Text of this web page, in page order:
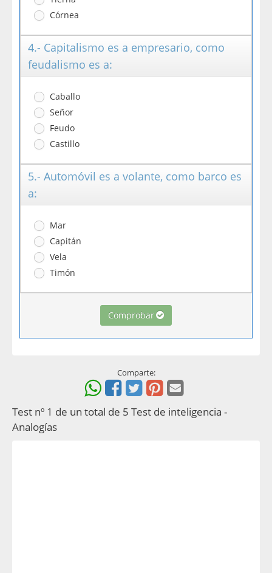
Córnea
4.- Capitalismo es a empresario, como
feudalismo es a:
Caballo
Señor
Feudo
Castillo
5.- Automóvil es a volante, como barco es
a:
Mar
Capitán
Vela
Timón
Comprobar
Comparte:
Test nº 1 de un total de 5 Test de inteligencia -
Analogías